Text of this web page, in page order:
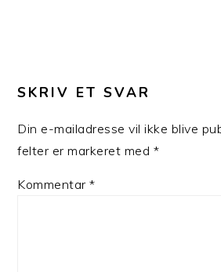
SKRIV ET SVAR
Din e-mailadresse vil ikke blive
felter er markeret med *
Kommentar*